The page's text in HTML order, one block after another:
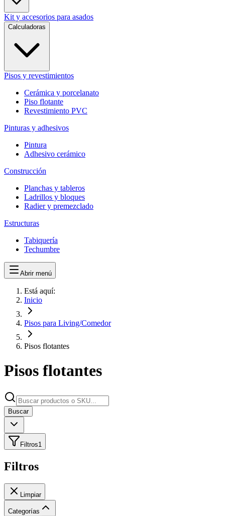
Kit y accesorios para asados
Calculadoras
Pisos y revestimientos
Cerámica y porcelanato
Piso flotante
Revestimiento PVC
Pinturas y adhesivos
Pintura
Adhesivo cerámico
Construcción
Planchas y tableros
Ladrillos y bloques
Radier y premezclado
Estructuras
Tabiquería
Techumbre
Abrir menú
Está aquí:
Inicio
Pisos para Living/Comedor
Pisos flotantes
Pisos flotantes
Buscar
Filtros1
Filtros
Limpiar
Categorías